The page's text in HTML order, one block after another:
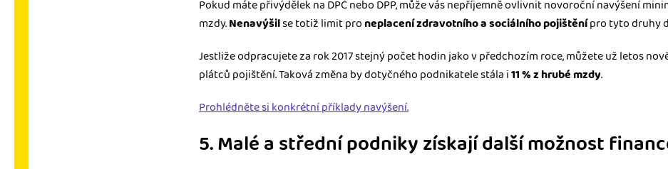
Pokud máte přivýdělek na DPČ nebo DPP, může vás nepříjemně ovlivnit novoroční navýšení
mzdy.Nenavýšilse totiž limit proneplacení zdravotního a sociálního pojištěnípro tyto druhy
Jestliže odpracujete za rok 2017 stejný počet hodin jako v předchozím roce, můžete už letos
plátců pojištění. Taková změna by dotyčného podnikatele stála i11 % z hrubé mzdy.
Prohlédněte si konkrétní příklady navýšení.
5. Malé a střední podniky získají další možnost